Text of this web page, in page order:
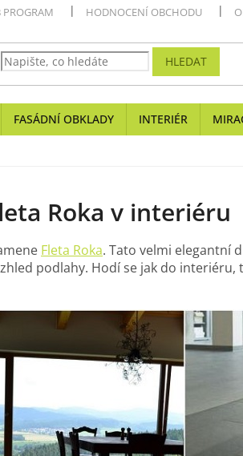
PROGRAM HODNOCENÍ OBCHODU
HLEDAT
FASÁDNÍ OBKLADY INTERIÉR
Roka v interiéru
Fleta Roka. Tato velmi elegantní
podlahy. Hodí se jak do